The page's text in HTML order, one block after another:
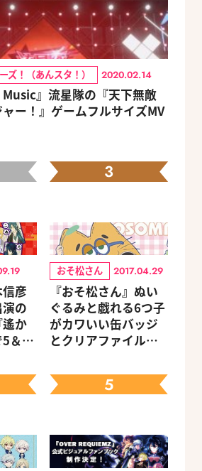
ズ！（あんスタ！） 2020.02.14
Music』流星隊の『天下無敵
ー！』ゲームフルサイズMV
彦
の
か
5＆6
優
ス
3
おそ松さん 2017.04.29
『おそ松さん』ぬい
ぐるみと戯れる6つ子
がカワいい缶バッジ
とクリアファイルが
5